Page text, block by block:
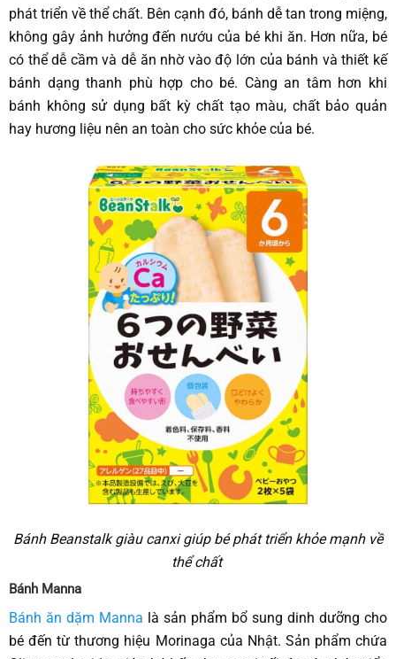
phát triển về thể chất. Bên cạnh đó, bánh dễ tan trong miệng,
không gây ảnh hưởng đến nướu của bé khi ăn. Hơn nữa, bé
có thể dễ cầm và dễ ăn nhờ vào độ lớn của bánh và thiết kế
bánh dạng thanh phù hợp cho bé. Càng an tâm hơn khi
bánh không sử dụng bất kỳ chất tạo màu, chất bảo quản
hay hương liệu nên an toàn cho sức khỏe của bé.
Bánh Beanstalk giàu canxi giúp bé phát triển khỏe mạnh về
thể chất
Bánh Manna
Bánh ăn dặm Manna là sản phẩm bổ sung dinh dưỡng cho
bé đến từ thương hiệu Morinaga của Nhật. Sản phẩm chứa